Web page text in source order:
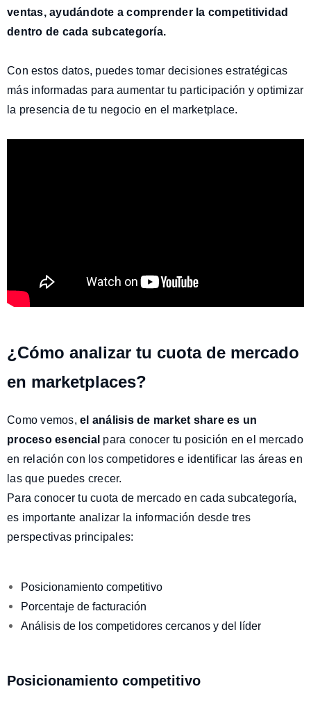
ventas, ayudándote a comprender la competitividad
dentro de cada subcategoría.
Con estos datos, puedes tomar decisiones estratégicas
más informadas para aumentar tu participación y optimizar
la presencia de tu negocio en el marketplace.
¿Cómo analizar tu cuota de mercado
en marketplaces?
Como vemos, el análisis de market share es un
proceso esencial para conocer tu posición en el mercado
en relación con los competidores e identificar las áreas en
las que puedes crecer.
Para conocer tu cuota de mercado en cada subcategoría,
es importante analizar la información desde tres
perspectivas principales:
Posicionamiento competitivo
Porcentaje de facturación
Análisis de los competidores cercanos y del líder
Posicionamiento competitivo